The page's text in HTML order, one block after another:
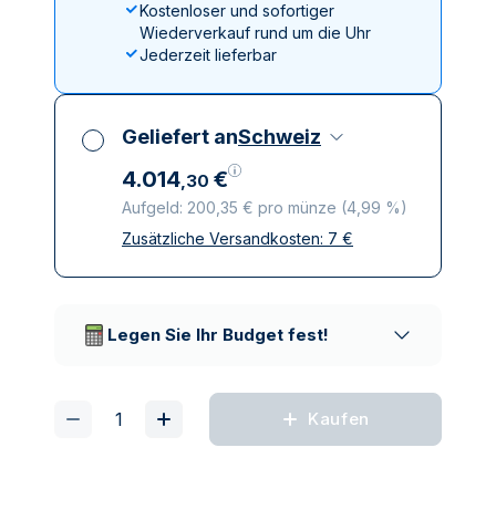
Kostenloser und sofortiger
Wiederverkauf rund um die Uhr
Jederzeit lieferbar
Geliefert anSchweiz
4.014,30 €
Aufgeld: 200,35 € pro münze (4,99 %)
Alle Steuern inbegriffen
Zusätzliche Versandkosten: 7 €
Legen Sie Ihr Budget fest!
Kaufen